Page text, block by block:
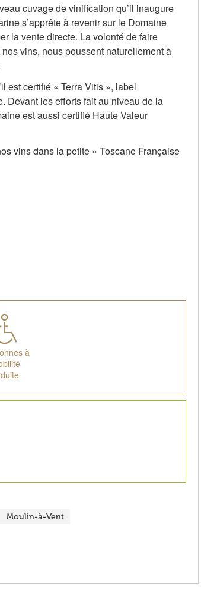
cuvage de vinification qu’il inaugure
s’apprête à revenir sur le Domaine
la vente directe. La volonté de faire
vins, nous poussent naturellement à
est certifié « Terra Vitis », label
Devant les efforts fait au niveau de la
est aussi certifié Haute Valeur
vins dans la petite « Toscane Française
à
Moulin-à-Vent